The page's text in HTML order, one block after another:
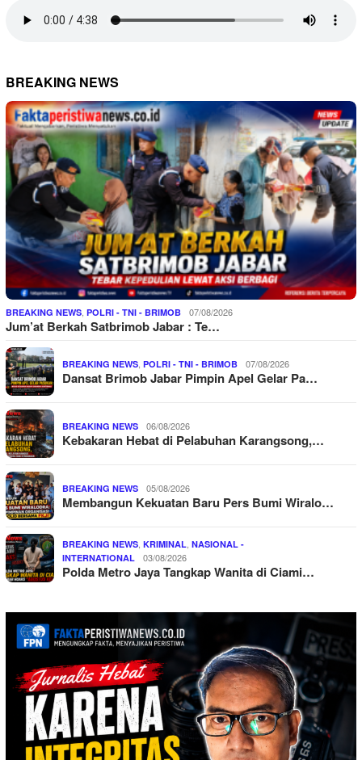
BREAKING NEWS
BREAKING NEWS POLRI - TNI - BRIMOB 07/08/2026
Jum’at Berkah Satbrimob Jabar : Te…
BREAKING NEWS POLRI - TNI - BRIMOB 07/08/2026
Dansat Brimob Jabar Pimpin Apel Gelar Pa…
BREAKING NEWS 06/08/2026
Kebakaran Hebat di Pelabuhan Karangsong,…
BREAKING NEWS 05/08/2026
Membangun Kekuatan Baru Pers Bumi Wiralo…
BREAKING NEWS KRIMINAL NASIONAL -
INTERNATIONAL
03/08/2026
Polda Metro Jaya Tangkap Wanita di Ciami…